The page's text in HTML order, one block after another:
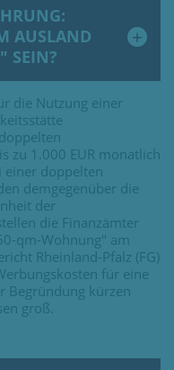
AUSLAND
die Nutzung einer
zu 1.000 EUR monatlich
einer doppelten
demgegenüber die
der
die Finanzämter
qm-Wohnung" am
Rheinland-Pfalz (FG)
für eine
Begründung kürzen
groß.